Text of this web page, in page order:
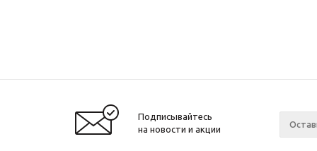
Подписывайтесь
на новости и акции